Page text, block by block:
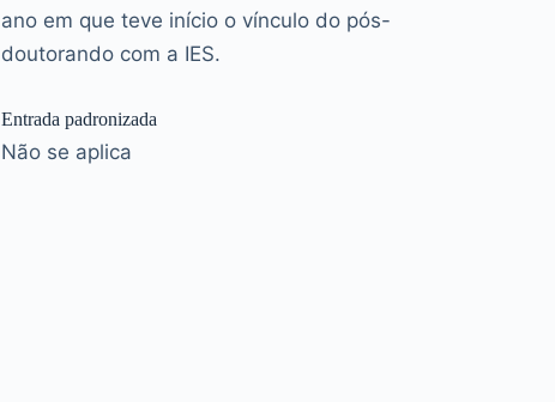
ano em que teve início o vínculo do pós-
doutorando com a IES.
Entrada padronizada
Não se aplica